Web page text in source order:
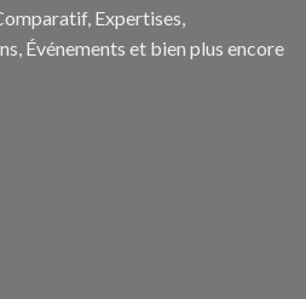
Expertises,
Événements et bien plus encore